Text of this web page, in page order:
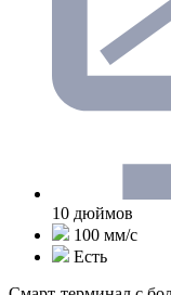
10 дюймов
100 мм/с
Есть